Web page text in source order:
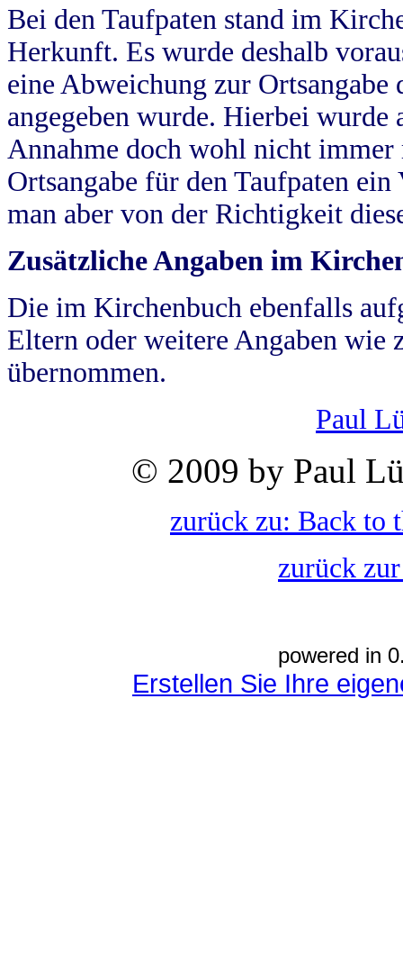
Bei den Taufpaten stand im
Herkunft. Es wurde deshalb
eine Abweichung zur
angegeben wurde. Hierbei wurde
Annahme doch wohl nicht
Ortsangabe für den Taufpaten
man aber von der Richtigkeit
Zusätzliche Angaben im
Die im Kirchenbuch ebenfalls
Eltern oder weitere Angaben wie
übernommen.
Paul
© 2009 by Paul
zurück zu: Back to
zurück
powered in
Erstellen Sie Ihre